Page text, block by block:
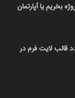
بخریم یا آپارتمان
قالب لایت فرم در